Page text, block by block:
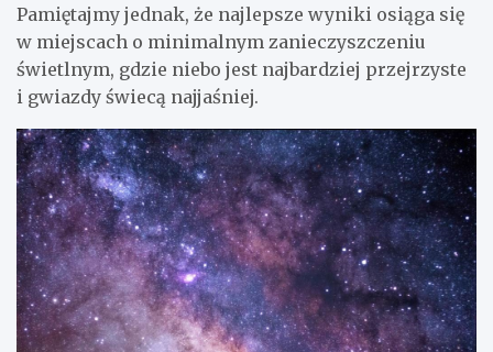
Pamiętajmy jednak, że najlepsze wyniki osiąga się
w miejscach o minimalnym zanieczyszczeniu
świetlnym, gdzie niebo jest najbardziej przejrzyste
i gwiazdy świecą najjaśniej.